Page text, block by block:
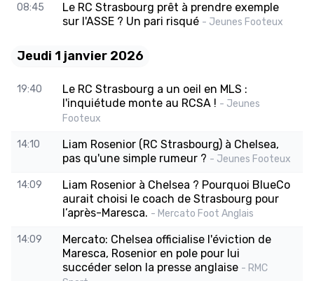
08:45
Le RC Strasbourg prêt à prendre exemple
sur l'ASSE ? Un pari risqué - Jeunes Footeux
Jeudi 1 janvier 2026
19:40
Le RC Strasbourg a un oeil en MLS :
l'inquiétude monte au RCSA ! - Jeunes
Footeux
14:10
Liam Rosenior (RC Strasbourg) à Chelsea,
pas qu'une simple rumeur ? - Jeunes Footeux
14:09
Liam Rosenior à Chelsea ? Pourquoi BlueCo
aurait choisi le coach de Strasbourg pour
l’après-Maresca. - Mercato Foot Anglais
14:09
Mercato: Chelsea officialise l'éviction de
Maresca, Rosenior en pole pour lui
succéder selon la presse anglaise - RMC